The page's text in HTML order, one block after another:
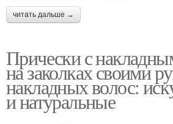
читать дальше →
Прически с
на заколках своими
накладных волос:
и натуральные